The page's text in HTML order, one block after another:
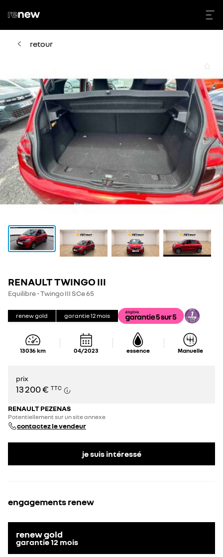
retour
RENAULT TWINGO III
Equilibre - Twingo III SCe 65
renew gold garantie12 mois
13 036km 04/2023 essence Manuelle
prix
13 200 € TTC
RENAULT PEZENAS
Potentiellement sur un site annexe
contactez le vendeur
je suis intéressé
engagements renew
renew gold
garantie12 mois